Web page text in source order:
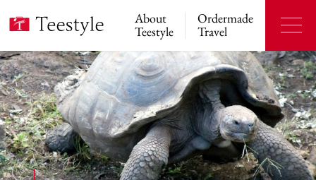
About
Teestyle
Ordermade
Travel